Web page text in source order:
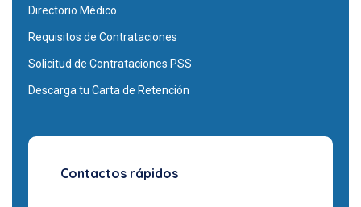
Directorio Médico
Requisitos de Contrataciones
Solicitud de Contrataciones PSS
Descarga tu Carta de Retención
Contactos rápidos